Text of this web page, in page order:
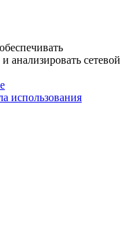
анализировать сетевой
использования